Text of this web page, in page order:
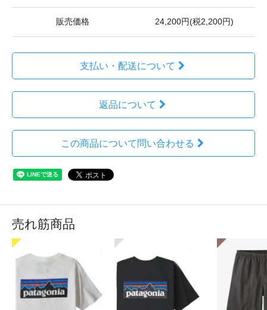
販売価格 24,200円(税2,200円)
支払い・配送について
返品について
この商品について問い合わせる
売れ筋商品